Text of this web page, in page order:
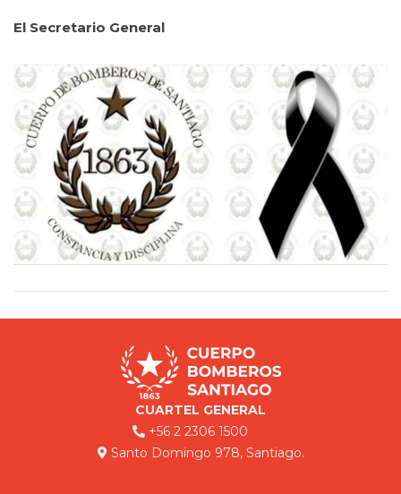
El Secretario General
CUARTEL GENERAL
+56 2 2306 1500
Santo Domingo 978, Santiago.